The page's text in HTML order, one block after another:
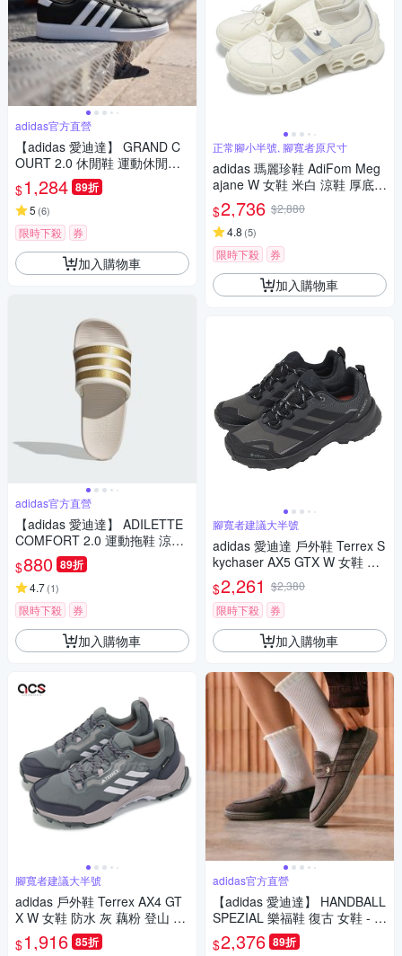
adidas官方直營
【adidas 愛迪達】 GRAND C
OURT 2.0 休閒鞋 運動休閒鞋
男鞋/女鞋 GW9196
$1,284 89折
5 (6)
限時下殺 券
加入購物車
adidas官方直營
【adidas 愛迪達】 ADILETTE
COMFORT 2.0 運動拖鞋 涼拖
鞋 女鞋 JP9123
$880 89折
4.7(1)
限時下殺 券
加入購物車
腳寬者建議大半號
adidas 戶外鞋 Terrex AX4 GT
X W 女鞋 防水 灰 藕粉 登山 機
能 抗撕裂 愛迪達 IG6580
$1,916 85折
正常腳小半號, 腳寬者原尺寸
adidas 瑪麗珍鞋 AdiFom Meg
ajane W 女鞋 米白 涼鞋 厚底
休閒鞋 愛迪達 JR4497
$2,736 $2,880
4.8 (5)
限時下殺 券
加入購物車
腳寬者建議大半號
adidas 愛迪達 戶外鞋 Terrex S
kychaser AX5 GTX W 女鞋 黑
防水 越野 JQ2222
$2,261 $2,380
限時下殺
券
加入購物車
adidas官方直營
【adidas 愛迪達】 HANDBALL
SPEZIAL 樂福鞋 復古 女鞋 - O
riginals KJ2533
$2,376 89折